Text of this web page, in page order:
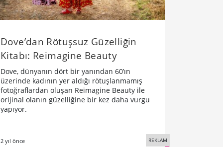
Dove’dan Rötuşsuz Güzelliğin
Kitabı: Reimagine Beauty
Dove, dünyanın dört bir yanından 60’ın
üzerinde kadının yer aldığı rötuşlanmamış
fotoğraflardan oluşan Reimagine Beauty ile
orijinal olanın güzelliğine bir kez daha vurgu
yapıyor.
2 yıl önce REKLAM